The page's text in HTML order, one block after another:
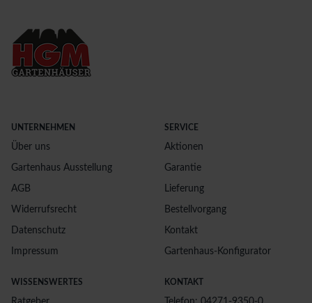
UNTERNEHMEN
Über uns
Gartenhaus Ausstellung
AGB
Widerrufsrecht
Datenschutz
Impressum
SERVICE
Aktionen
Garantie
Lieferung
Bestellvorgang
Kontakt
Gartenhaus-Konfigurator
WISSENSWERTES KONTAKT